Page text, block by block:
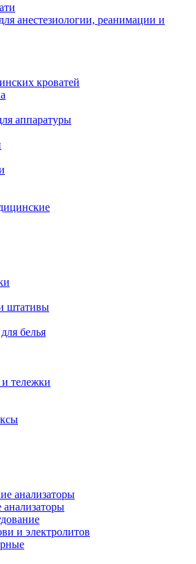
анестезиологии, реанимации и
кроватей
аппаратуры
штативы
белья
тележки
анализаторы
и электролитов